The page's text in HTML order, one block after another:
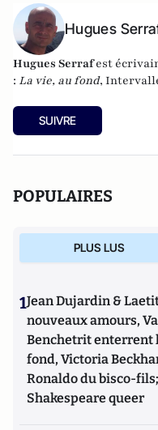
Hugues
Hugues Serrafest
: La vie, au fond,
SUIVRE
POPULAIRES
PLUS LUS
1Jean Dujardin &
nouveaux amours,
Benchetrit enterrent
fond, Victoria
Ronaldo du bisco-
Shakespeare queer